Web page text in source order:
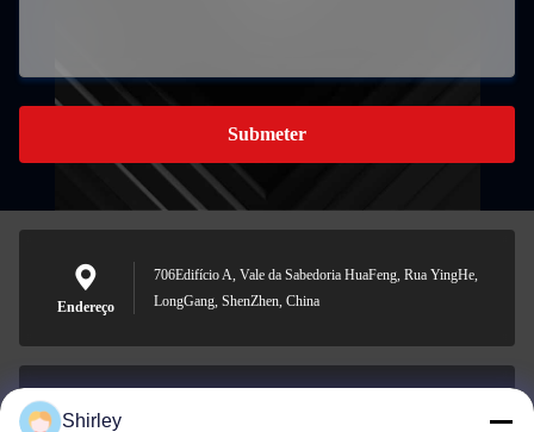
Submeter
Endereço
706Edifício A, Vale da Sabedoria HuaFeng, Rua YingHe,
LongGang, ShenZhen, China
Shirley